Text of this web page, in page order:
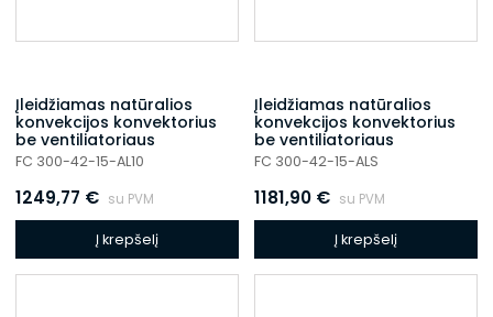
Įleidžiamas natūralios
konvekcijos konvektorius
be ventiliatoriaus
FC 300-42-15-AL10
1249,77 € su PVM
Į krepšelį
Įleidžiamas natūralios
konvekcijos konvektorius
be ventiliatoriaus
FC 300-42-15-ALS
1181,90 € su PVM
Į krepšelį